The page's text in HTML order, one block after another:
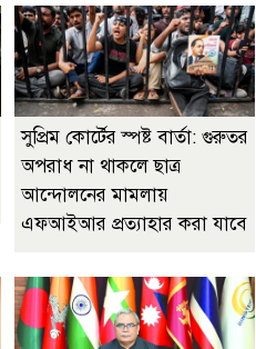
সুপ্রিম কোর্টের স্পষ্ট বার্তা: গুরুতর
অপরাধ না থাকলে ছাত্র
আন্দোলনের মামলায়
এফআইআর প্রত্যাহার করা যাবে